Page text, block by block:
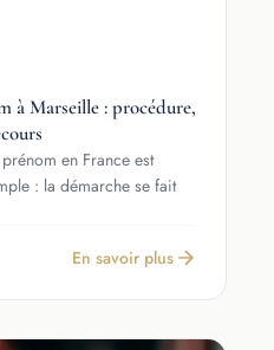
à Marseille : procédure,
en France est
: la démarche se fait
En savoir plus